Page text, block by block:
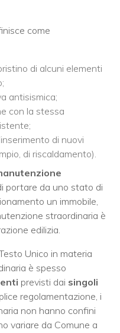
come
di alcuni elementi
antisismica;
con la stessa
di nuovi
di riscaldamento).
portare da uno stato di
un immobile,
straordinaria è
edilizia.
Unico in materia
è spesso
previsti dai singoli
regolamentazione, i
non hanno confini
variare da Comune a